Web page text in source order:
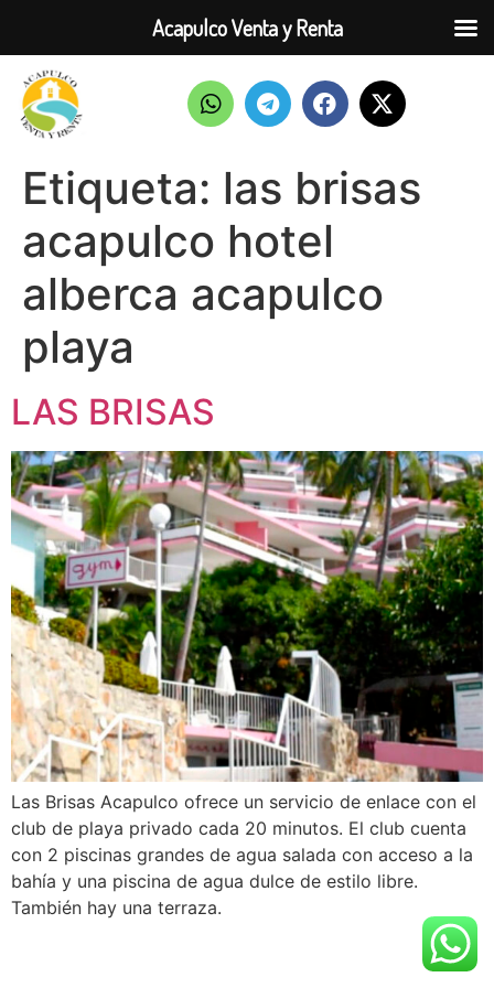
Etiqueta: las brisas
acapulco hotel
alberca acapulco
playa
LAS BRISAS
Las Brisas Acapulco ofrece un servicio de enlace con el
club de playa privado cada 20 minutos. El club cuenta
con 2 piscinas grandes de agua salada con acceso a la
bahía y una piscina de agua dulce de estilo libre.
También hay una terraza.
Acapulco Venta y Renta